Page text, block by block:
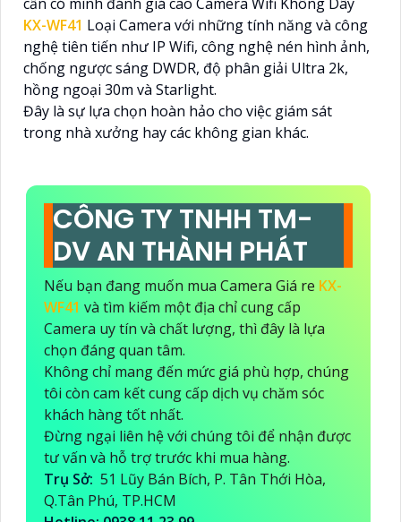
KX-WF41 Loại Camera với những tính năng và công
nghệ tiên tiến như IP Wifi, công nghệ nén hình ảnh,
chống ngược sáng DWDR, độ phân giải Ultra 2k,
hồng ngoại 30m và Starlight.
Đây là sự lựa chọn hoàn hảo cho việc giám sát
trong nhà xưởng hay các không gian khác.
CÔNG TY TNHH TM-
DV AN THÀNH PHÁT
Nếu bạn đang muốn mua Camera Giá re KX-
WF41 và tìm kiếm một địa chỉ cung cấp
Camera uy tín và chất lượng, thì đây là lựa
chọn đáng quan tâm.
Không chỉ mang đến mức giá phù hợp, chúng
tôi còn cam kết cung cấp dịch vụ chăm sóc
khách hàng tốt nhất.
Đừng ngại liên hệ với chúng tôi để nhận được
tư vấn và hỗ trợ trước khi mua hàng.
Trụ Sở: 51 Lũy Bán Bích, P. Tân Thới Hòa,
Q.Tân Phú, TP.HCM